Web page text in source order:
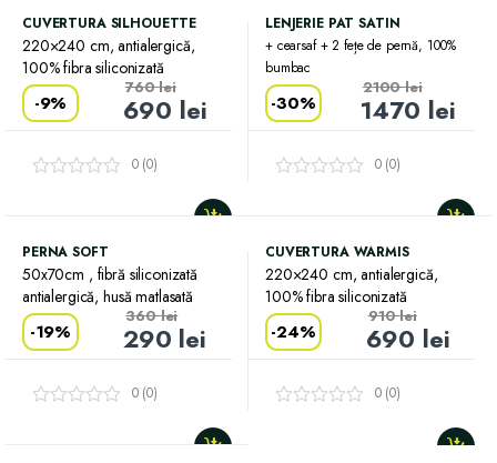
CUVERTURA SILHOUETTE
220×240 cm, antialergică,
100% fibra siliconizată
-9% 690 lei
760lei
0 (0)
LENJERIE PAT SATIN
+ cearsaf + 2 fețe de pernă, 100%
bumbac
-30% 1470 lei
2100lei
0 (0)
PERNA SOFT
50x70cm , fibră siliconizată
antialergică, husă matlasată
-19% 290 lei
360lei
0 (0)
CUVERTURA WARMIS
220×240 cm, antialergică,
100% fibra siliconizată
-24% 690 lei
910lei
0 (0)